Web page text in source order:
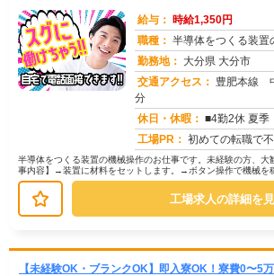
給与： 時給1,350円
職種： 半導体をつくる装置
勤務地： 大分県 大分市
交通アクセス： 豊肥本線
分
休日・休暇： ■4勤2休 夏季・年
工場PR： 初めての転職で不安ですか？大丈夫！株式会社京栄センター
半導体をつくる装置の機械操作のお仕事です。未経験の方、大
事内容】→装置に材料をセットします。→ボタン操作で機械を
まったら、部品を取り出します。研修...
工場求人の詳細を
【未経験OK・ブランクOK】即入寮OK！寮費0〜5